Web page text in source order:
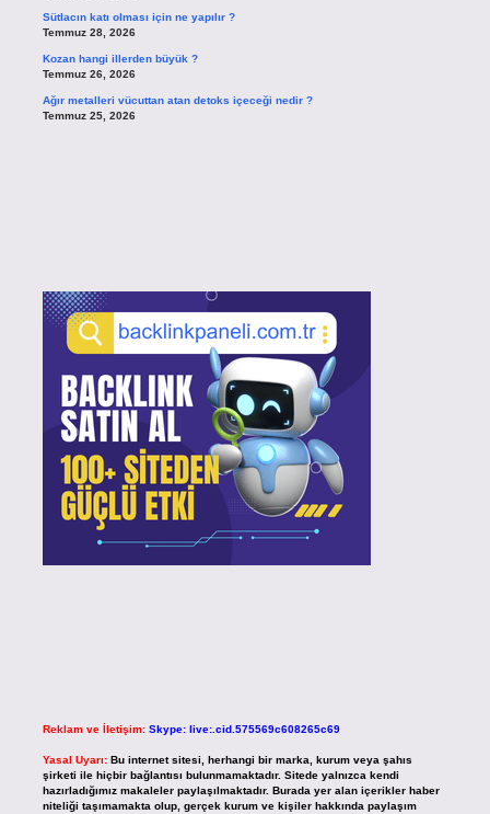
Sütlacın katı olması için ne yapılır ?
Temmuz 28, 2026
Kozan hangi illerden büyük ?
Temmuz 26, 2026
Ağır metalleri vücuttan atan detoks içeceği nedir ?
Temmuz 25, 2026
Reklam ve İletişim: Skype: live:.cid.575569c608265c69
Yasal Uyarı: Bu internet sitesi, herhangi bir marka, kurum veya şahıs
şirketi ile hiçbir bağlantısı bulunmamaktadır. Sitede yalnızca kendi
hazırladığımız makaleler paylaşılmaktadır. Burada yer alan içerikler haber
niteliği taşımamakta olup, gerçek kurum ve kişiler hakkında paylaşım